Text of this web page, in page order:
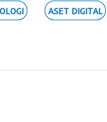
ASET DIGITAL